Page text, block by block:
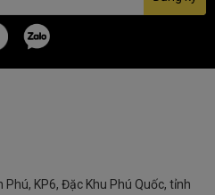
KP6, Đặc Khu Phú Quốc, tỉnh